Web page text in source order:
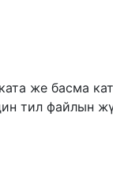
же басма
тил файлын